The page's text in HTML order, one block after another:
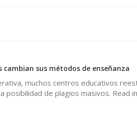
cambian sus métodos de enseñanza
muchos centros educativos
de plagios masivos. Read